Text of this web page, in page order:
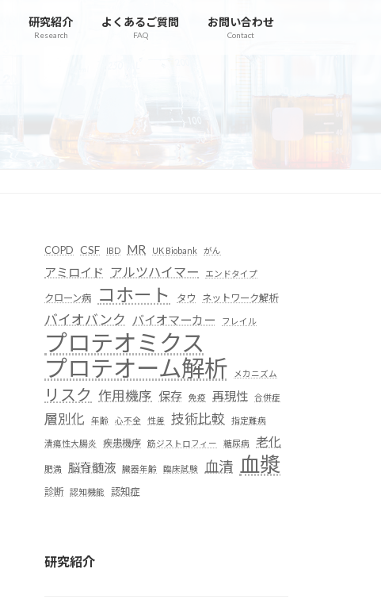
研究紹介
Research
よくあるご質問
FAQ
お問い合わせ
Contact
COPD CSF IBD MR UK Biobank がん
アミロイド アルツハイマー エンドタイプ
クローン病 コホート タウ ネットワーク解析
バイオバンク バイオマーカー フレイル
プロテオミクス
プロテオーム解析
メカニズム
リスク 作用機序 保存 免疫 再現性 合併症
層別化 年齢 心不全 性差 技術比較 指定難病
潰瘍性大腸炎 疾患機序 筋ジストロフィー 糖尿病 老化
肥満 脳脊髄液 臓器年齢 臨床試験 血清 血漿
診断 認知機能 認知症
研究紹介